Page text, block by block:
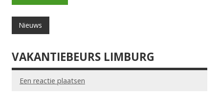
Nieuws
VAKANTIEBEURS LIMBURG
Een reactie plaatsen